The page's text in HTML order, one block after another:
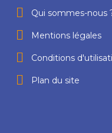
Qui sommes-nous
Mentions légales
Conditions
Plan du site